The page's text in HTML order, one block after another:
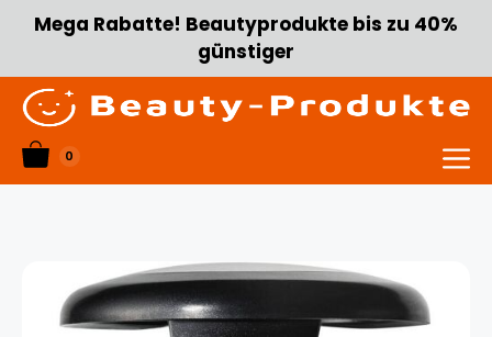
Zum
Inhalt
Mega Rabatte! Beautyprodukte bis zu 40%
günstiger
0
Menü